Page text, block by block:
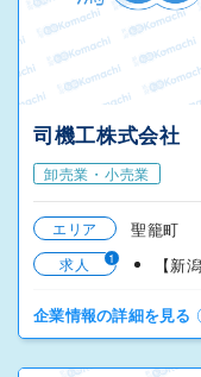
司機工株式会社
卸売業・小売業
エリア 聖籠町
求人 1
企業情報の詳細を見る